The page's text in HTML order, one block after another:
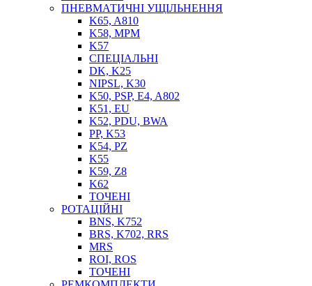
МУФТИ (НАСАДКИ) ДЛЯ ШПРИЦІВ
МАСЛЯНКИ, ЛІЙКИ
ПРЕС-МАСЛЯНКИ
ШЛАНГИ, ТРУБКИ
ШПРИЦИ МАСТИЛЬНІ
ТОСОЛ, АНТИФРИЗ
ОЛИВА-ПАЛИВО
ПОВІТРЯ-ВОДА
ДЛЯ ЗВАРЮВАННЯ
НАПІРНО-ВСМОКТУЮЧІ
ПНЕВМАТИЧНІ УЩІЛЬНЕННЯ
K65, A810
K58, MPM
K57
СПЕЦІАЛЬНІ
DK, K25
NIPSL, K30
K50, PSP, E4, A802
K51, EU
K52, PDU, BWA
PP, K53
K54, PZ
K55
K59, Z8
K62
ТОЧЕНІ
РОТАЦІЙНІ
BNS, K752
BRS, K702, RRS
MRS
ROI, ROS
ТОЧЕНІ